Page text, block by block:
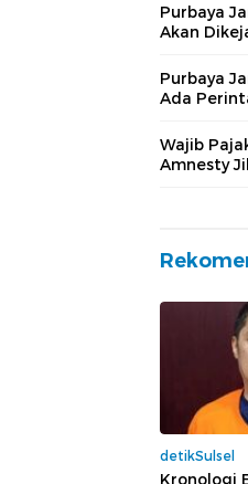
Purbaya
Akan
Purbaya
Ada
Wajib
Amnesty
detikSulsel
Kronologi